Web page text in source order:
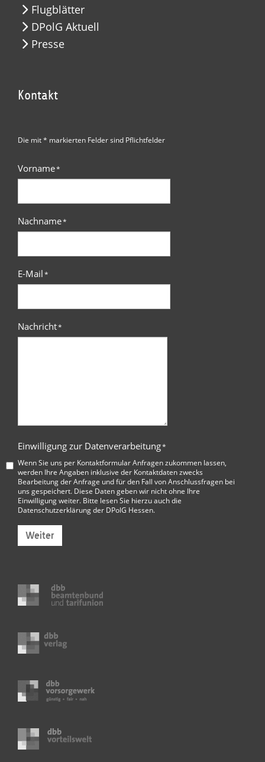
Flugblätter
DPolG Aktuell
Presse
Kontakt
Die mit * markierten Felder sind Pflichtfelder
Vorname*
Nachname*
E-Mail*
Nachricht*
Einwilligung zur Datenverarbeitung*
Wenn Sie uns per Kontaktformular Anfragen zukommen lassen,
werden Ihre Angaben inklusive der Kontaktdaten zwecks
Bearbeitung der Anfrage und für den Fall von Anschlussfragen bei
uns gespeichert. Diese Daten geben wir nicht ohne Ihre
Einwilligung weiter. Bitte lesen Sie hierzu auch die
Datenschutzerklärung der DPolG Hessen.
Weiter